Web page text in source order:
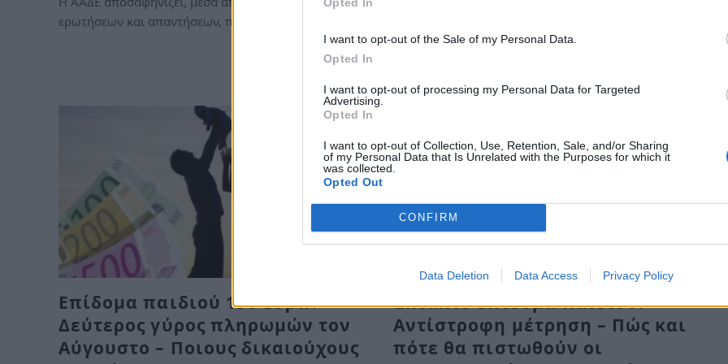
I want to opt-out of the Sale of my Personal Data.
Opted In
I want to opt-out of processing my Personal Data for Targeted
Advertising.
Opted In
I want to opt-out of Collection, Use, Retention, Sale, and/or Sharing
of my Personal Data that Is Unrelated with the Purposes for which it
was collected.
Opted Out
CONFIRM
Data Deletion Data Access Privacy Policy
ερωτήσεων και απαντήσεων, ποιοι δικαιούνται την…
Η περίοδος των καλοκαιρινών αδειών έχει ξεκινήσει
Επίδομα παιδιού 150 ευρώ:
Δεύτερος γύρος πληρωμών τον
Αύγουστο – Ποιους δικαιούχους
Έκτακτο επίδομα παιδιού:
Αντίστροφη μέτρηση – Πώς και
πότε θα πιστωθούν οι